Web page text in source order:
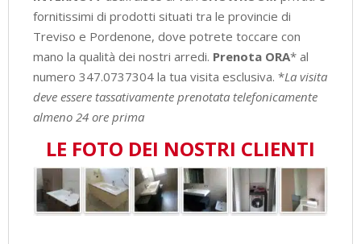
fornitissimi di prodotti situati tra le provincie di
Treviso e Pordenone, dove potrete toccare con
mano la qualità dei nostri arredi. Prenota ORA* al
numero 347.0737304 la tua visita esclusiva. *La visita
deve essere tassativamente prenotata telefonicamente
almeno 24 ore prima
LE FOTO DEI NOSTRI CLIENTI